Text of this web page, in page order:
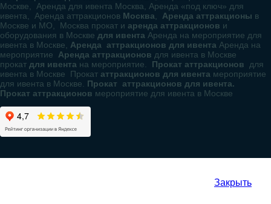
Москве, Аренда для ивента Москва, Аренда «под ключ» для
ивента, Аренда аттракционов Москва Аренда аттракционы в
Москве и МО, Москва прокат и аренда аттракционов и
оборудования в Москве для ивента Аренда на мероприятие для
ивента в Москве, Аренда аттракционов для ивента Аренда на
мероприятие Аренда аттракционов для ивента в Москве
прокат для ивента на мероприятие. Прокат аттракционов для
ивента в Москве Прокат аттракционов для ивента мероприятие
для ивента в Москве. Прокат аттракционов для ивента.
Прокат аттракционов мероприятие для ивента в Москве
Закрыть